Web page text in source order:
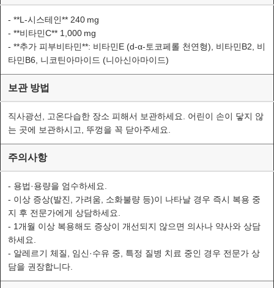
- **L-시스테인** 240 mg
- **비타민C** 1,000 mg
- **추가 피부비타민**: 비타민E (d‑α‑토코페롤 천연형), 비타민B2, 비
타민B6, 니코틴아마이드 (니아신아마이드)
보관 방법
직사광선, 고온다습한 장소 피해서 보관하세요. 어린이 손이 닿지 않
는 곳에 보관하시고, 뚜껑을 꼭 닫아주세요.
주의사항
- 용법·용량을 엄수하세요.
- 이상 증상(발진, 가려움, 소화불량 등)이 나타날 경우 즉시 복용 중
지 후 전문가에게 상담하세요.
- 1개월 이상 복용해도 증상이 개선되지 않으면 의사나 약사와 상담
하세요.
- 알레르기 체질, 임신·수유 중, 특정 질병 치료 중인 경우 전문가 상
담을 권장합니다.